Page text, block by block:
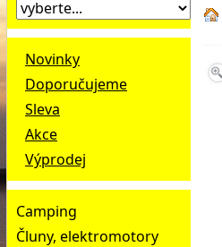
Novinky
Doporučujeme
Sleva
Akce
Výprodej
Camping
Čluny, elektromotory